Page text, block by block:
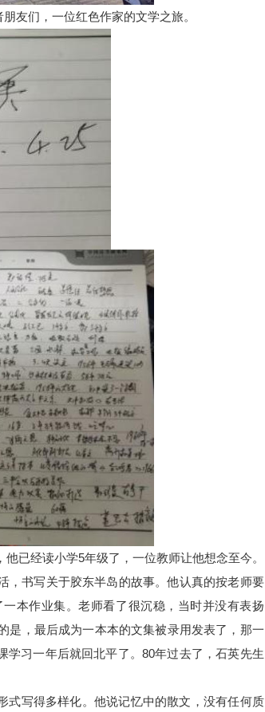
友们，一位红色作家的文学之旅。
他已经读小学5年级了，一位教师让他想念至今。
，书写关于胶东半岛的故事。他认真的按老师要
本作业集。老师看了很沉稳，当时并没有表扬
是，最后成为一本本的文集被录用发表了，那一
学习一年后就回北平了。80年过去了，石英先生
式写得多样化。他说记忆中的散文，没有任何质